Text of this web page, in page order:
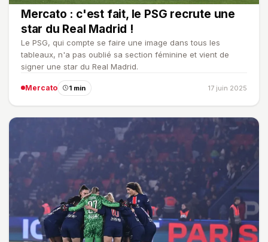
Mercato : c'est fait, le PSG recrute une
star du Real Madrid !
Le PSG, qui compte se faire une image dans tous les
tableaux, n'a pas oublié sa section féminine et vient de
signer une star du Real Madrid.
Mercato 1 min 17 juin 2025